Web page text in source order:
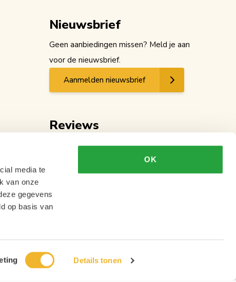
media te
van onze
gegevens
op basis van
Details tonen
OK
Nieuwsbrief
Geen aanbiedingen missen? Meld je aan
voor de nieuwsbrief.
Aanmelden nieuwsbrief
Reviews